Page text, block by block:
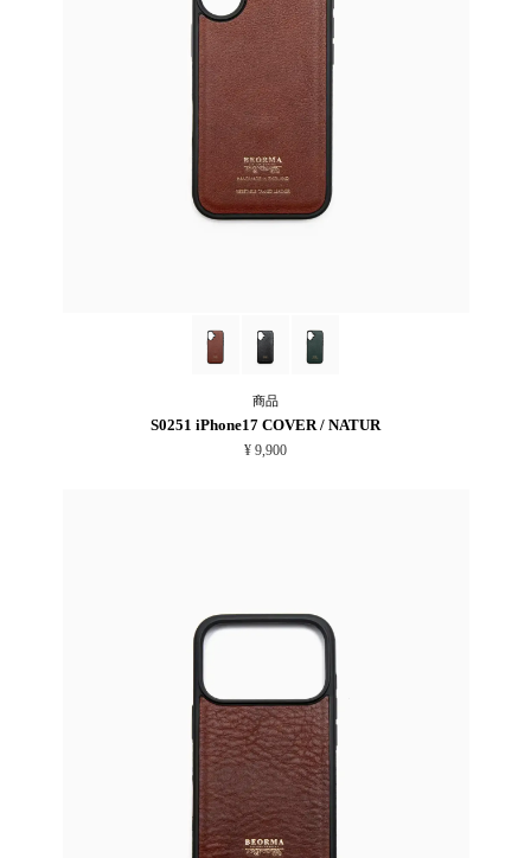
商品
S0251 iPhone17 COVER / NATUR
¥ 9,900